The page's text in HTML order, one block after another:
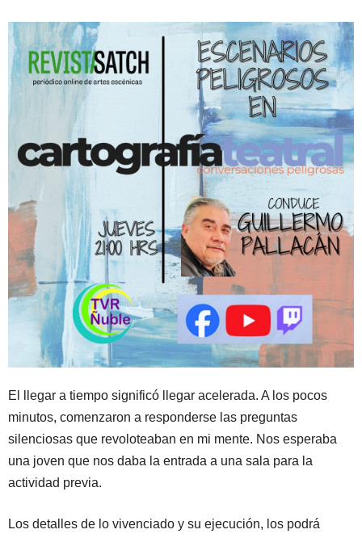
El llegar a tiempo significó llegar acelerada. A los pocos
minutos, comenzaron a responderse las preguntas
silenciosas que revoloteaban en mi mente. Nos esperaba
una joven que nos daba la entrada a una sala para la
actividad previa.
Los detalles de lo vivenciado y su ejecución, los podrá